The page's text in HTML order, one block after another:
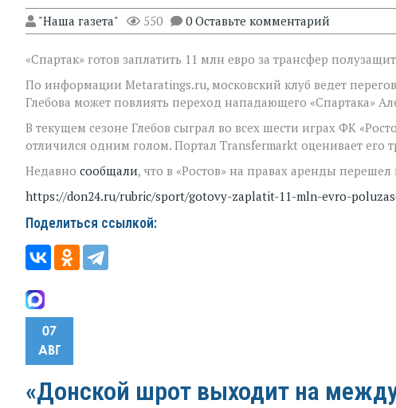
"Наша газета" 550 0 Оставьте комментарий
«Спартак» готов заплатить 11 млн евро за трансфер
По информации Metaratings.ru, московский клуб ведет
Глебова может повлиять переход нападающего «Спартака»
В текущем сезоне Глебов сыграл во всех шести играх ФК
отличился одним голом. Портал Transfermarkt оценивает его
Недавно сообщали, что в «Ростов» на правах аренды
https://don24.ru/rubric/sport/gotovy-zaplatit-11-mln-evro-
Поделиться ссылкой:
07
АВГ
«Донской шрот выходит на